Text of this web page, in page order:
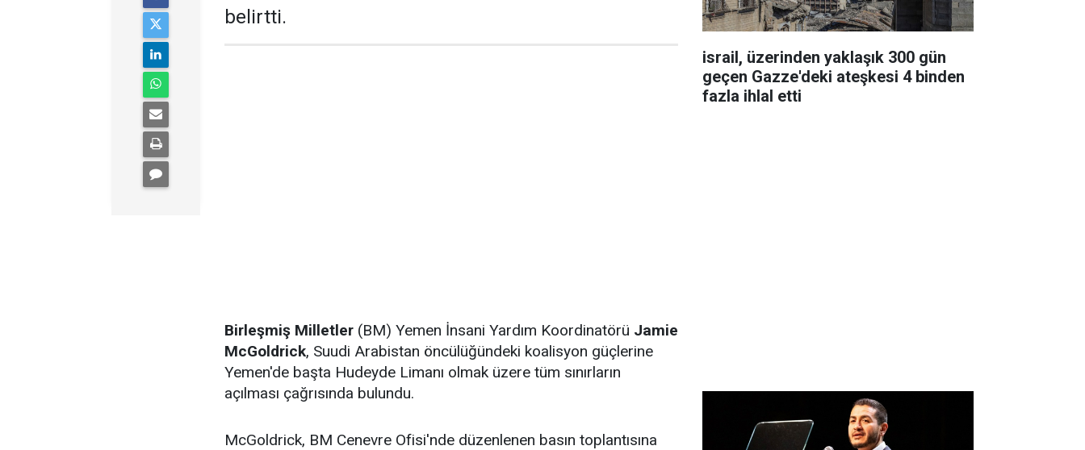
belirtti.
Birleşmiş Milletler (BM) Yemen İnsani Yardım Koordinatörü Jamie
McGoldrick, Suudi Arabistan öncülüğündeki koalisyon güçlerine
Yemen'de başta Hudeyde Limanı olmak üzere tüm sınırların
açılması çağrısında bulundu.
McGoldrick, BM Cenevre Ofisi'nde düzenlenen basın toplantısına
israil, üzerinden yaklaşık 300 gün
geçen Gazze'deki ateşkesi 4 binden
fazla ihlal etti